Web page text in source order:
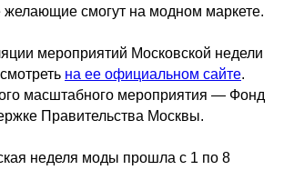
желающие смогут на модном маркете.
мероприятий Московской недели
на ее официальном сайте.
масштабного мероприятия — Фонд
Правительства Москвы.
неделя моды прошла с 1 по 8